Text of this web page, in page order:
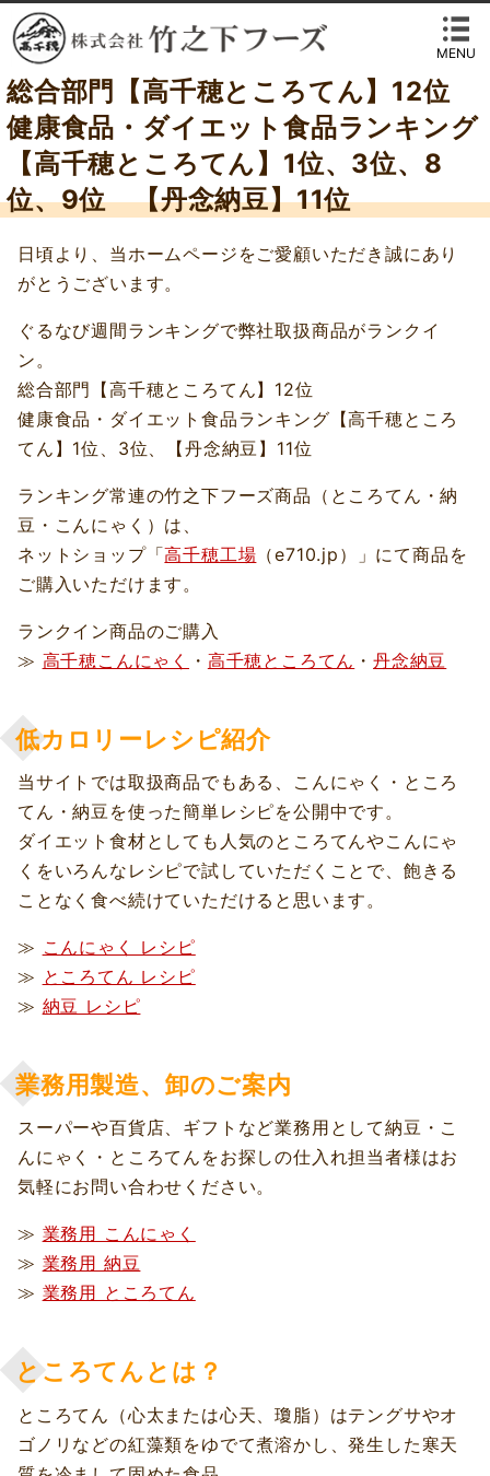
MENU
総合部門【高千穂ところてん】12位
健康食品・ダイエット食品ランキング
【高千穂ところてん】1位、3位、8
位、9位 【丹念納豆】11位
日頃より、当ホームページをご愛顧いただき誠にあり
がとうございます。
ぐるなび週間ランキングで弊社取扱商品がランクイ
ン。
総合部門【高千穂ところてん】12位
健康食品・ダイエット食品ランキング【高千穂ところ
てん】1位、3位、【丹念納豆】11位
ランキング常連の竹之下フーズ商品（ところてん・納
豆・こんにゃく）は、
ネットショップ「高千穂工場 （e710.jp）」にて商品を
ご購入いただけます。
ランクイン商品のご購入
≫ 高千穂こんにゃく ・ 高千穂ところてん ・丹念納豆
低カロリーレシピ紹介
当サイトでは取扱商品でもある、こんにゃく・ところ
てん・納豆を使った簡単レシピを公開中です。
ダイエット食材としても人気のところてんやこんにゃ
くをいろんなレシピで試していただくことで、飽きる
ことなく食べ続けていただけると思います。
≫ こんにゃく レシピ
≫ ところてん レシピ
≫ 納豆 レシピ
業務用製造、卸のご案内
スーパーや百貨店、ギフトなど業務用として納豆・こ
んにゃく・ところてんをお探しの仕入れ担当者様はお
気軽にお問い合わせください。
≫ 業務用 こんにゃく
≫ 業務用 納豆
≫ 業務用 ところてん
ところてんとは？
ところてん（心太または心天、瓊脂）はテングサやオ
ゴノリなどの紅藻類をゆでて煮溶かし、発生した寒天